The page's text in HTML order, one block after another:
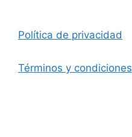
Política de privacidad
Términos y condiciones